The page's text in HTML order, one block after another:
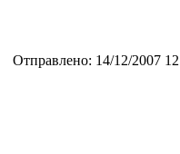
Отправлено: 14/12/2007